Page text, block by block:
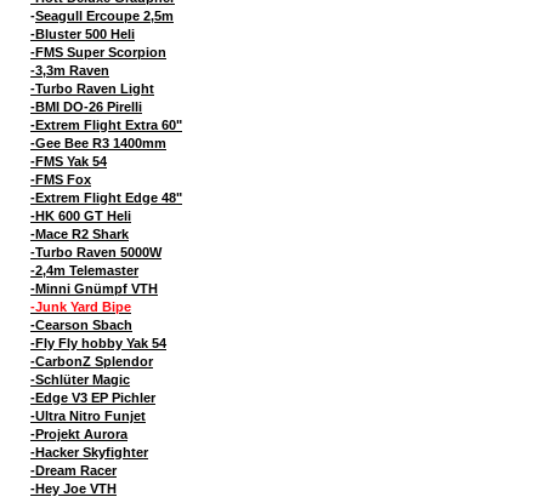
-Seagull Ercoupe 2,5m
-Bluster 500 Heli
-FMS Super Scorpion
-3,3m Raven
-Turbo Raven Light
-BMI DO-26 Pirelli
-Extrem Flight Extra 60"
-Gee Bee R3 1400mm
-FMS Yak 54
-FMS Fox
-Extrem Flight Edge 48"
-HK 600 GT Heli
-Mace R2 Shark
-Turbo Raven 5000W
-2,4m Telemaster
-Minni Gnümpf VTH
-Junk Yard Bipe
-Cearson Sbach
-Fly Fly hobby Yak 54
-CarbonZ Splendor
-Schlüter Magic
-Edge V3 EP Pichler
-Ultra Nitro Funjet
-Projekt Aurora
-Hacker Skyfighter
-Dream Racer
-Hey Joe VTH